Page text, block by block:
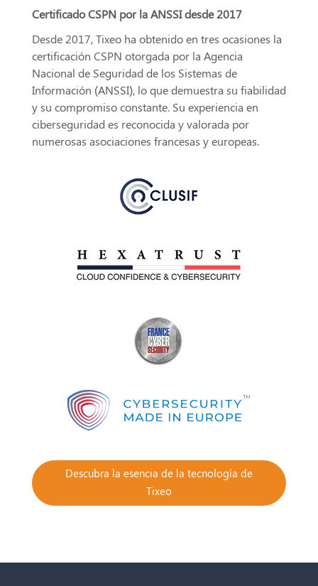
Certificado CSPN por la ANSSI desde 2017
Desde 2017, Tixeo ha obtenido en tres ocasiones la
certificación CSPN otorgada por la Agencia
Nacional de Seguridad de los Sistemas de
Información (ANSSI), lo que demuestra su fiabilidad
y su compromiso constante. Su experiencia en
ciberseguridad es reconocida y valorada por
numerosas asociaciones francesas y europeas.
Descubra la esencia de la tecnología de
Tixeo